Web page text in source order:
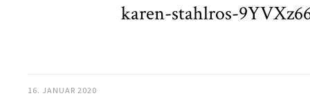
karen-stahlros-
16. JANUAR 2020